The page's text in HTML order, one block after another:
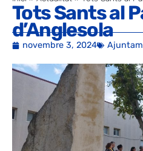
Tots Sants al
d’Anglesola
novembre 3, 2024